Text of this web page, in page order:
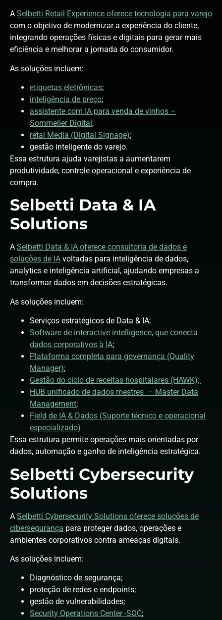
A Selbetti Retail Experience oferece tecnologia para varejo
com o objetivo de modernizar a experiência do cliente,
integrando operações físicas e digitais para gerar mais
eficiência e melhorar a jornada do consumidor.
As soluções incluem:
etiquetas eletrônicas;
inteligência de preço;
assistente com IA para venda de vinhos –
Sommelier Digital;
retal Media (Digital Signage);
gestão inteligente do varejo.
Essa estrutura ajuda varejistas a aumentarem
produtividade, controle operacional e experiência de
compra.
Selbetti Data & IA
Solutions
A Selbetti Data & IA oferece consultoria de dados e
soluções de IA voltadas para inteligência de dados,
analytics e inteligência artificial, ajudando empresas a
transformar dados em decisões estratégicas.
As soluções incluem:
Serviços estratégicos de Data & IA;
Software de interactive intelligence, que conecta
dados corporativos à IA;
Plataforma completa para governança (Quality
Manager);
Gestão do ciclo de receitas hospitalares (HAWK);
HUB unificado de dados mestres – Master Data
Management;
Field de IA & Dados (Suporte técnico e operacional
especializado)
Essa estrutura permite operações mais orientadas por
dados, automação e ganho de inteligência estratégica.
Selbetti Cybersecurity
Solutions
A Selbetti Cybersecurity Solutions oferece soluções de
cibersegurança para proteger dados, operações e
ambientes corporativos contra ameaças digitais.
As soluções incluem:
Diagnóstico de segurança;
proteção de redes e endpoints;
gestão de vulnerabilidades;
Security Operations Center -SOC;